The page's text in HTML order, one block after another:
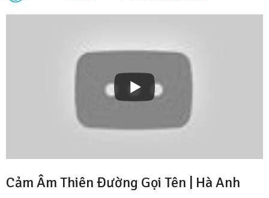
Cảm Âm Thiên Đường Gọi Tên | Hà Anh